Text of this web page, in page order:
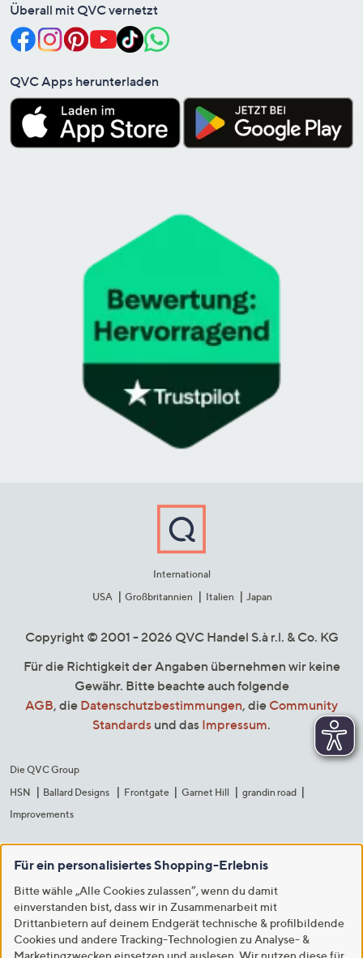
Überall mit QVC vernetzt
QVC Apps herunterladen
International
USA
Großbritannien Italien Japan
Copyright © 2001 - 2026 QVC Handel S.à r.l. & Co. KG
Für die Richtigkeit der Angaben übernehmen wir keine
Gewähr. Bitte beachte auch folgende
AGB, die Datenschutzbestimmungen, die Community
Standards und das Impressum.
Die QVC Group
HSN
Ballard Designs Frontgate Garnet Hill
grandin road
Improvements
Für ein personalisiertes Shopping-Erlebnis
Bitte wähle „Alle Cookies zulassen“, wenn du damit
einverstanden bist, dass wir in Zusammenarbeit mit
Drittanbietern auf deinem Endgerät technische & profilbildende
Cookies und andere Tracking-Technologien zu Analyse- &
Marketingzwecken einsetzen und auslesen. Wir nutzen diese für